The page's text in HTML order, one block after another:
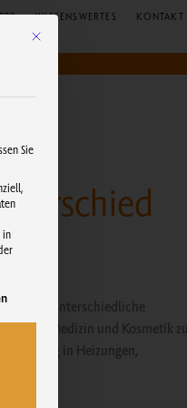
WISSENSWERTES KONTAKT
sie unterschiedliche
in der Medizin und Kosmetik
häufig in Heizungen,
Mit diesem Button wird der
Sie
in
Die erste Service-Gruppe ist